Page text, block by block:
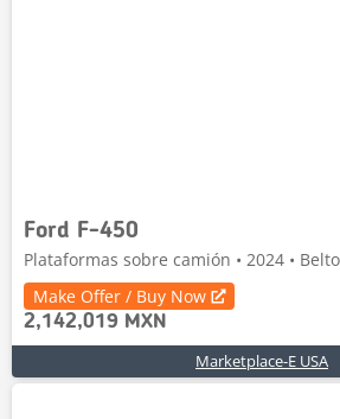
Ford F-450
Plataformas sobre camión • 2024 •
Make Offer / Buy Now
2,142,019 MXN
Marketplace-E USA